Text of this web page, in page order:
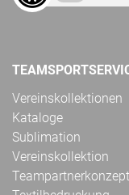
Vereinskollektionen
Kataloge
Sublimation
Vereinskollektion